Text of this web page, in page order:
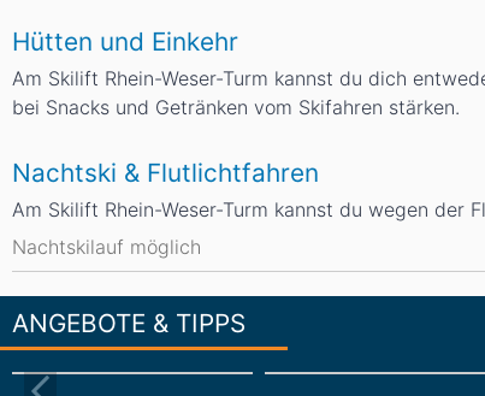
Hütten und Einkehr
Am Skilift Rhein-Weser-Turm kannst du dich
bei Snacks und Getränken vom Skifahren stärken.
Nachtski & Flutlichtfahren
Am Skilift Rhein-Weser-Turm kannst du wegen der
Nachtskilauf möglich
ANGEBOTE & TIPPS